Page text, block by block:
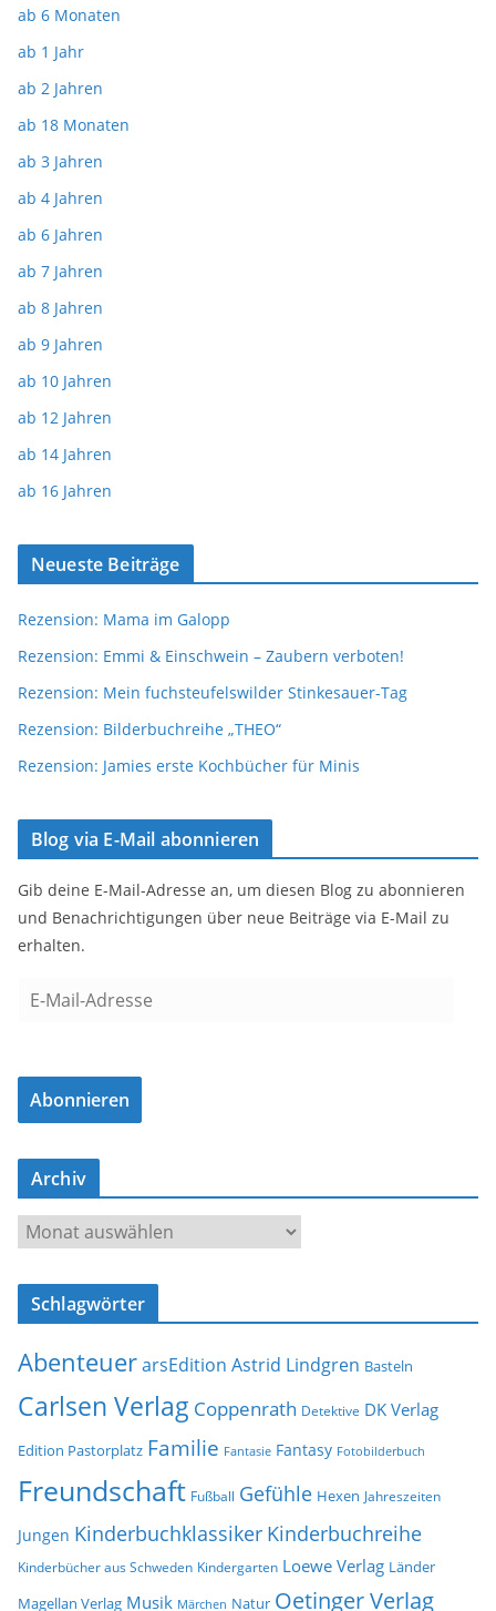
ab 6 Monaten
ab 1 Jahr
ab 2 Jahren
ab 18 Monaten
ab 3 Jahren
ab 4 Jahren
ab 6 Jahren
ab 7 Jahren
ab 8 Jahren
ab 9 Jahren
ab 10 Jahren
ab 12 Jahren
ab 14 Jahren
ab 16 Jahren
Neueste Beiträge
Rezension: Mama im Galopp
Rezension: Emmi & Einschwein – Zaubern verboten!
Rezension: Mein fuchsteufelswilder Stinkesauer-Tag
Rezension: Bilderbuchreihe „THEO“
Rezension: Jamies erste Kochbücher für Minis
Blog via E-Mail abonnieren
Gib deine E-Mail-Adresse an, um diesen Blog zu abonnieren
und Benachrichtigungen über neue Beiträge via E-Mail zu
erhalten.
a
l
-
d
s
e
Abonnieren
Archiv
r
c
v
Schlagwörter
AbenteuerarsEdition Astrid Lindgren Basteln
Carlsen Verlag Coppenrath Detektive DK Verlag
Edition Pastorplatz Familie Fantasie Fantasy Fotobilderbuch
Freundschaft Fußball Gefühle Hexen Jahreszeiten
Jungen Kinderbuchklassiker Kinderbuchreihe
Kinderbücher aus Schweden Kindergarten Loewe Verlag Länder
Magellan Verlag Musik Märchen Natur Oetinger Verlag